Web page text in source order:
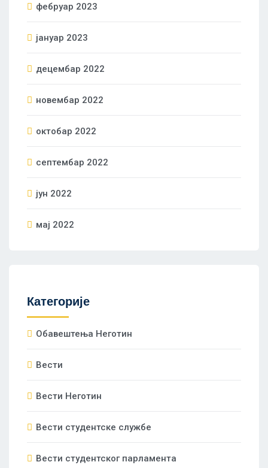
фебруар 2023
јануар 2023
децембар 2022
новембар 2022
октобар 2022
септембар 2022
јун 2022
мај 2022
Категорије
Oбавештења Неготин
Вести
Вести Неготин
Вести студентске службе
Вести студентског парламента